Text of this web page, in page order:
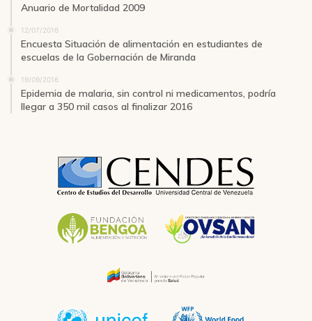
Anuario de Mortalidad 2009
12/07/2016
Encuesta Situación de alimentación en estudiantes de
escuelas de la Gobernación de Miranda
19/09/2016
Epidemia de malaria, sin control ni medicamentos, podría
llegar a 350 mil casos al finalizar 2016